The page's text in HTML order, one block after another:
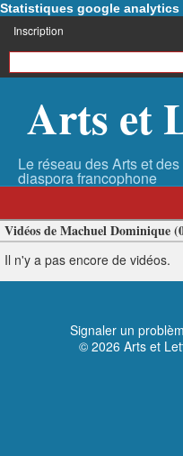
Statistiques google analytics
Inscription
Arts et
Vidéos de Machuel Dominique
Il n'y a pas encore de vidéos.
Signaler un
© 2026 Arts et